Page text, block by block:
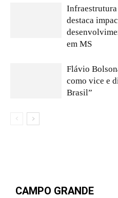
destaca
em MS
Flávio
como vice e
Brasil”
CAMPO GRANDE